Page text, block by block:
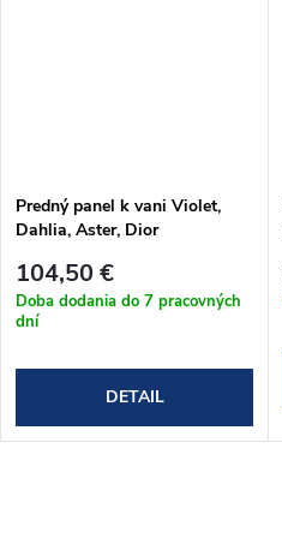
Predný panel k vani Violet,
Dahlia, Aster, Dior
104,50 €
Doba dodania do 7 pracovných
dní
DETAIL